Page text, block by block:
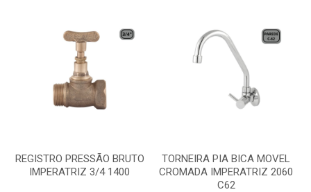
REGISTRO PRESSÃO BRUTO
IMPERATRIZ 3/4 1400
TORNEIRA PIA BICA MOVEL
CROMADA IMPERATRIZ 2060
C62